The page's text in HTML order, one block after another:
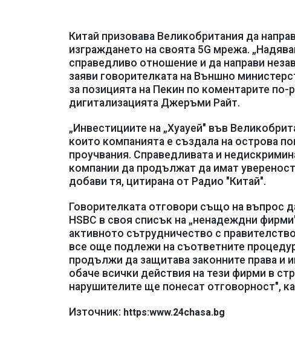
Китай призовава Великобритания да
изграждането на своята 5G мрежа.
справедливо отношение и да направи
заяви говорителката на Външно
за позицията на Пекин по коментарите
дигитализацията Джеръми Райт.
„Инвестициите на „Хуауей" във
които компанията е създала на острова
проучвания. Справедливата и
компании да продължат да имат
добави тя, цитирана от Радио "Китай".
Говорителката отговори също на въпрос
HSBC в своя списък на „ненадеждни
активното сътрудничество с
все още подлежи на съответните
продължи да защитава законните права и
обаче всички действия на тези фирми в
нарушителите ще понесат отговорност",
Източник: https:www.24chasa.bg